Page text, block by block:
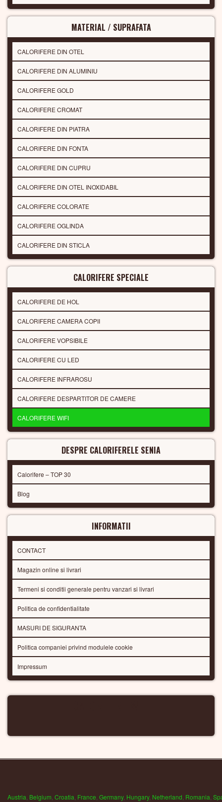
MATERIAL / SUPRAFATA
CALORIFERE DIN OTEL
CALORIFERE DIN ALUMINIU
CALORIFERE GOLD
CALORIFERE CROMAT
CALORIFERE DIN PIATRA
CALORIFERE DIN FONTA
CALORIFERE DIN CUPRU
CALORIFERE DIN OTEL INOXIDABIL
CALORIFERE COLORATE
CALORIFERE OGLINDA
CALORIFERE DIN STICLA
CALORIFERE SPECIALE
CALORIFERE DE HOL
CALORIFERE CAMERA COPII
CALORIFERE VOPSIBILE
CALORIFERE CU LED
CALORIFERE INFRAROSU
CALORIFERE DESPARTITOR DE CAMERE
CALORIFERE WIFI
DESPRE CALORIFERELE SENIA
Calorifere – TOP 30
Blog
INFORMATII
CONTACT
Magazin online si livrari
Termeni si conditii generale pentru vanzari si livrari
Politica de confidentialitate
MASURI DE SIGURANTA
Politica companiei privind modulele cookie
Impressum
Austria Belgium Croatia France Germany, Hungary, Netherland Romania